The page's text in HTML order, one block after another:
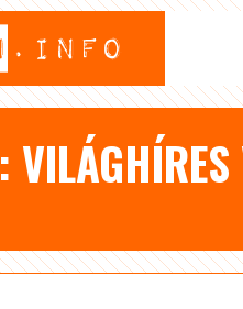
VILÁGHÍRES